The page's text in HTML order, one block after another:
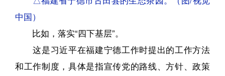
中国）
比如，落实“四下基层”。
这是习近平在福建宁德工作时提出的工作方法
和工作制度，具体是指宣传党的路线、方针、政策